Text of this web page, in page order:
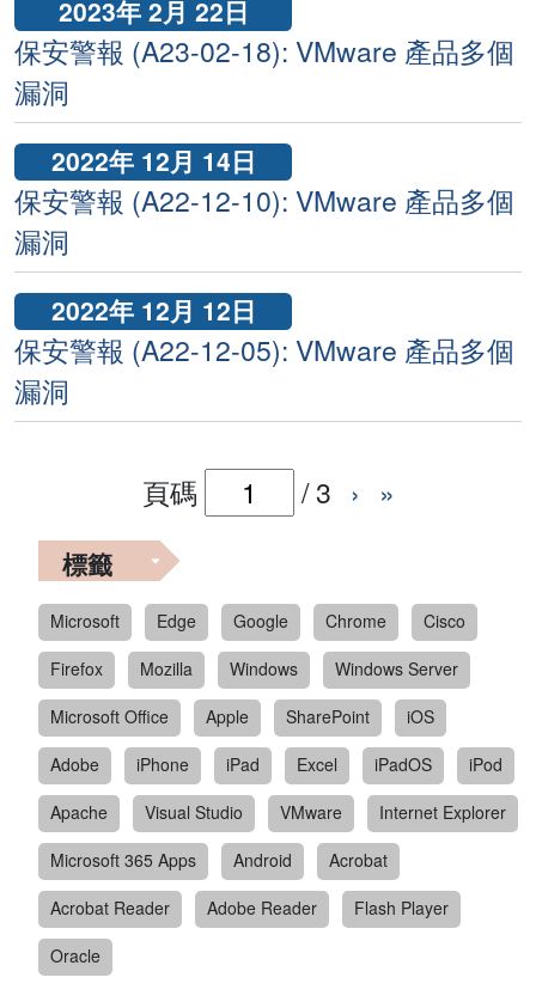
2023年 2月 22日
保安警報 (A23-02-18): VMware 產品多個
漏洞
2022年 12月 14日
保安警報 (A22-12-10): VMware 產品多個
漏洞
2022年 12月 12日
保安警報 (A22-12-05): VMware 產品多個
漏洞
頁碼 /3 › »
標籤
Microsoft Edge Google Chrome
Cisco
Firefox
Mozilla Windows
Windows Server
Microsoft Office
Apple SharePoint
iOS
Adobe
iPhone iPad Excel iPadOS
iPod
Apache
Visual Studio VMware
Internet Explorer
Microsoft 365 Apps
Android
Acrobat
Acrobat Reader
Adobe Reader
Flash Player
Oracle